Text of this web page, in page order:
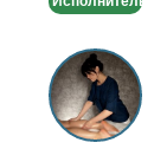
Массаж
лица
и
тела